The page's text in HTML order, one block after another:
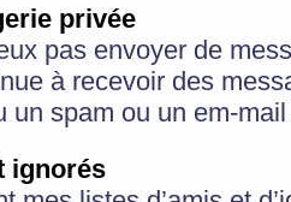
privée
pas envoyer de
à recevoir des
un spam ou un em-
ignorés